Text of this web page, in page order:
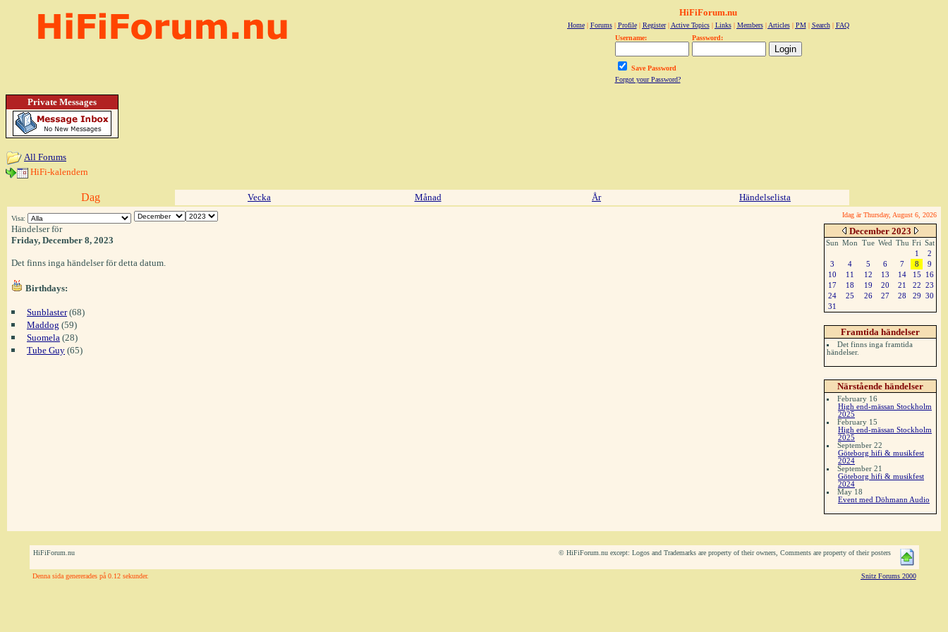
HiFiForum.nu
Home| Forums| Profile| Register| Active Topics| Links| Members| Articles| PM| Search| FAQ
Username:
Password:
Save Password
Forgot your Password?
Private Messages
All Forums
HiFi-kalendern
Dag Vecka Månad År Händelselista
Visa: Idag är Thursday, August 6, 2026
Händelser för
Friday, December 8, 2023
Det finns inga händelser för detta datum.
Birthdays:
Sunblaster(68)
Maddog (59)
Suomela (28)
Tube Guy (65)
December 2023
Sun Mon Tue Wed Thu Fri Sat
1
2
3
4 5 6 7 8
9
10
11 12 13 14 15
16
17
18 19 20 21 22 23
24
25 26 27 28 29 30
31
Framtida händelser
Det finns inga framtida
händelser.
Närstående händelser
February 16
High end-mässan Stockholm
2025
February 15
High end-mässan Stockholm
2025
September 22
Göteborg hifi & musikfest
2024
September 21
Göteborg hifi & musikfest
2024
May 18
Event med Döhmann Audio
HiFiForum.nu © HiFiForum.nu except: Logos and Trademarks are property of their owners, Comments are property of their posters
Denna sida genererades på 0.12 sekunder. Snitz Forums 2000